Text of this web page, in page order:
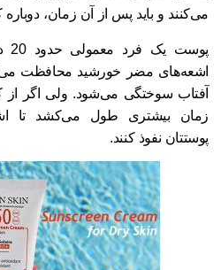
و باید پس از آن زمان، دوباره
پوست
مضر خورشید محافظت
سوختگی می‌شود. ولی اگر از
بیشتری طول می‌کشد تا
نفوذ کنند.